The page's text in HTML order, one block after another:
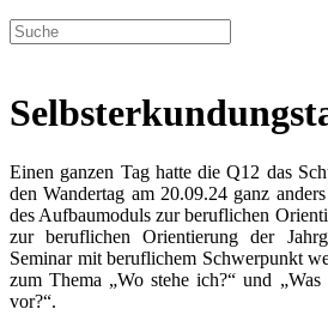
Einen ganzen Tag hatte die Q12 das
den Wandertag am 20.09.24 ganz
des Aufbaumoduls zur beruflichen
zur beruflichen Orientierung der
Seminar mit beruflichem Schwerpunkt
zum Thema „Wo stehe ich?“ und
vor?“.